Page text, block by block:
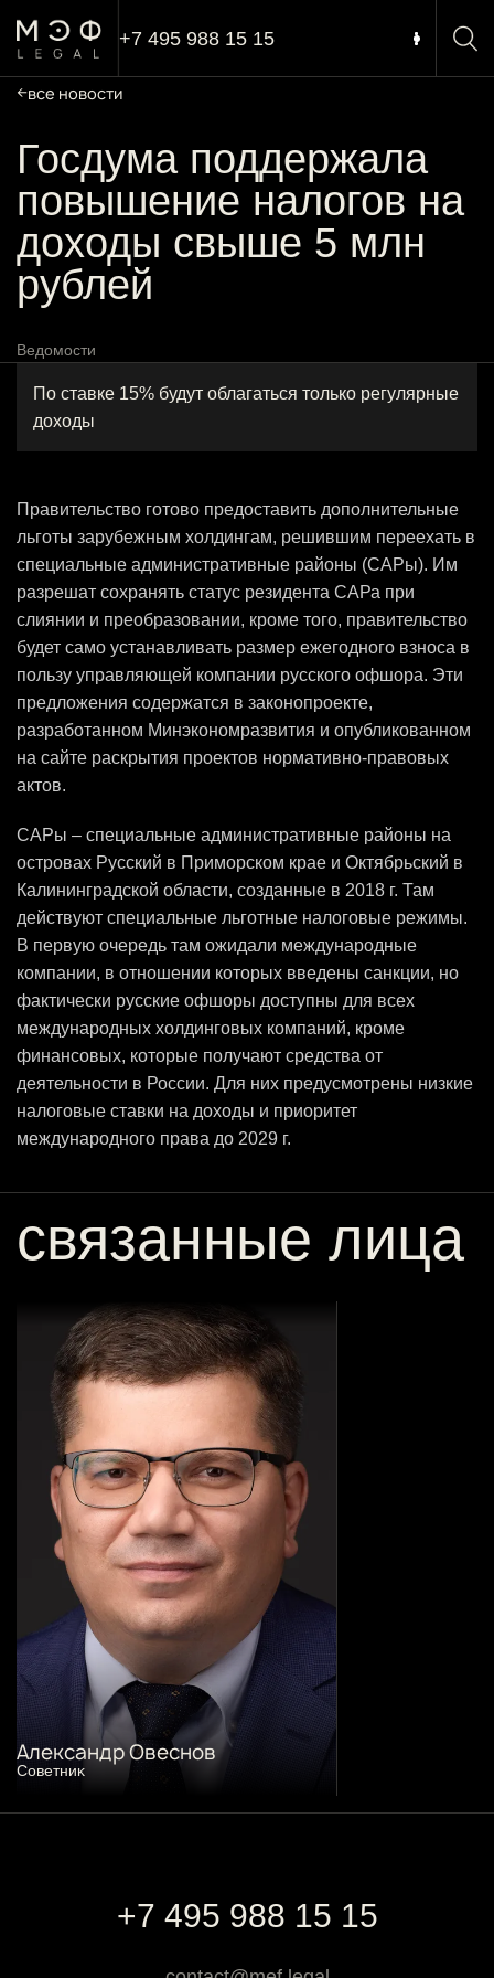
+7 495 988 15 15
все новости
Госдума поддержала
повышение налогов на
доходы свыше 5 млн
рублей
Ведомости
По ставке 15% будут облагаться только регулярные
доходы
Правительство готово предоставить дополнительные
льготы зарубежным холдингам, решившим переехать в
специальные административные районы (САРы). Им
разрешат сохранять статус резидента САРа при
слиянии и преобразовании, кроме того, правительство
будет само устанавливать размер ежегодного взноса в
пользу управляющей компании русского офшора. Эти
предложения содержатся в законопроекте,
разработанном Минэкономразвития и опубликованном
на сайте раскрытия проектов нормативно-правовых
актов.
САРы – специальные административные районы на
островах Русский в Приморском крае и Октябрьский в
Калининградской области, созданные в 2018 г. Там
действуют специальные льготные налоговые режимы.
В первую очередь там ожидали международные
компании, в отношении которых введены санкции, но
фактически русские офшоры доступны для всех
международных холдинговых компаний, кроме
финансовых, которые получают средства от
деятельности в России. Для них предусмотрены низкие
налоговые ставки на доходы и приоритет
международного права до 2029 г.
связанные лица
Александр Овеснов
Советниĸ
+7 495 988 15 15